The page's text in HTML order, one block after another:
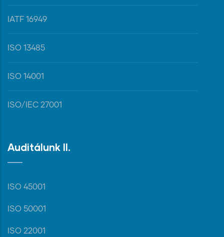
IATF 16949
ISO 13485
ISO 14001
ISO/IEC 27001
Auditálunk II.
ISO 45001
ISO 50001
ISO 22001